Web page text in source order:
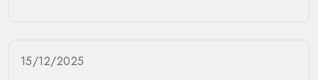
15/12/2025